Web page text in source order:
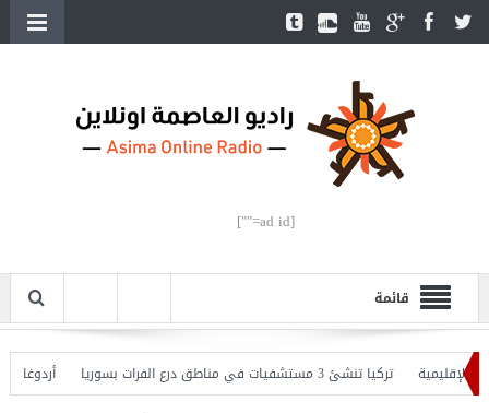
[ad id=""]
قائمة
تركيا تنشئ 3 مستشفيات في مناطق درع الفرات بسوريا
أردوغان